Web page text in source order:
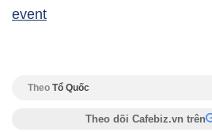
event
Theo Tổ Quốc
Theo dõi Cafebiz.vn trên